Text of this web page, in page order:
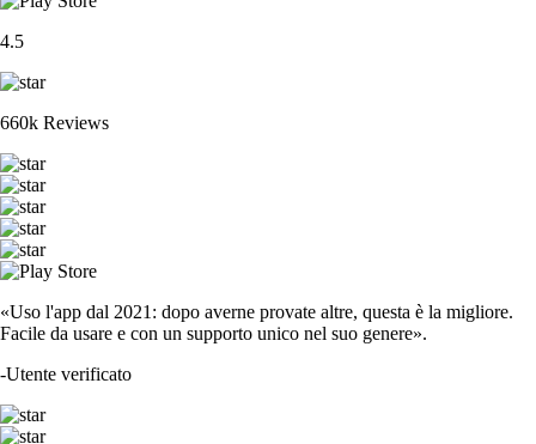
4.5
660k Reviews
«Uso l'app dal 2021: dopo averne provate altre, questa è la migliore.
Facile da usare e con un supporto unico nel suo genere».
-Utente verificato